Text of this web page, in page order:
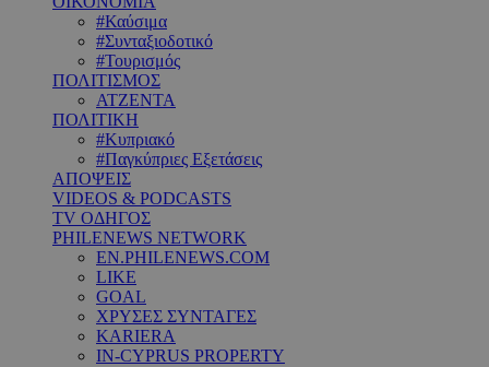
#Καύσιμα
#Συνταξιοδοτικό
#Τουρισμός
ΠΟΛΙΤΙΣΜΟΣ
ΑΤΖΕΝΤΑ
ΠΟΛΙΤΙΚΗ
#Κυπριακό
#Παγκύπριες Εξετάσεις
ΑΠΟΨΕΙΣ
VIDEOS & PODCASTS
TV ΟΔΗΓΟΣ
PHILENEWS NETWORK
EN.PHILENEWS.COM
LIKE
GOAL
ΧΡΥΣΕΣ ΣΥΝΤΑΓΕΣ
KARIERA
IN-CYPRUS PROPERTY